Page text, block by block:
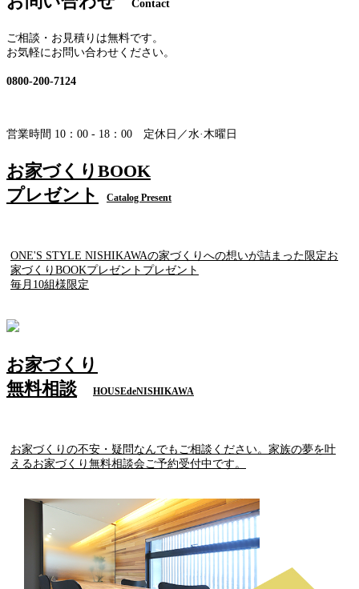
Contact
ご相談・お見積りは無料です。
お気軽にお問い合わせください。
0800-200-7124
営業時間 10：00 - 18：00 定休日／水·木曜日
お家づくりBOOK
プレゼント
Catalog Present
ONE'S STYLE NISHIKAWAの家づくりへの想いが詰まった限定お
家づくりBOOKプレゼントプレゼント
毎月10組様限定
お家づくり
無料相談
HOUSEdeNISHIKAWA
お家づくりの不安・疑問なんでもご相談ください。家族の夢を叶
えるお家づくり無料相談会ご予約受付中です。